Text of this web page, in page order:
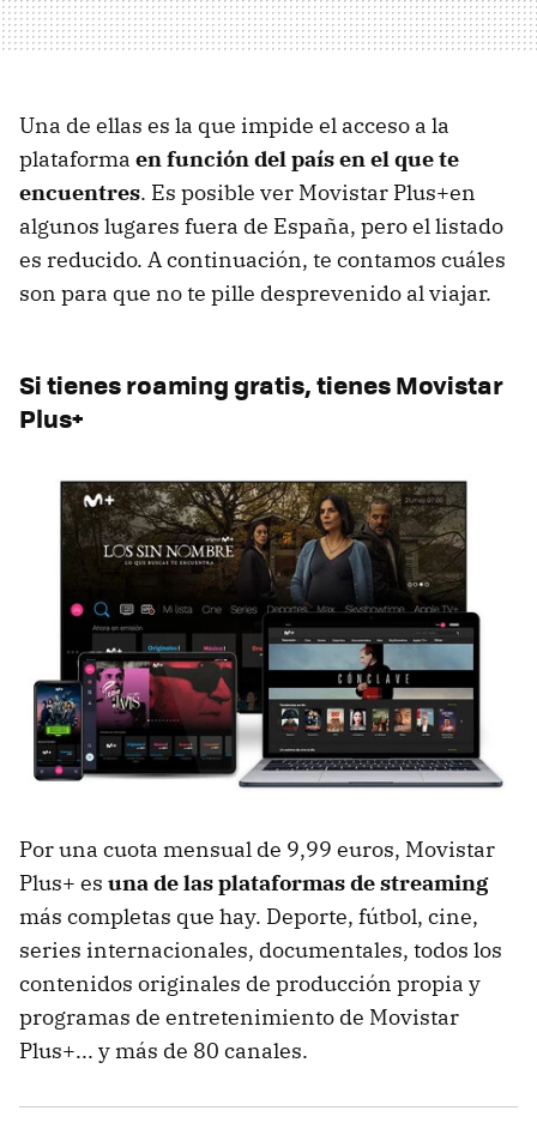
Una de ellas es la que impide el acceso a la
plataforma en función del país en el que te
encuentres. Es posible ver Movistar Plus+en
algunos lugares fuera de España, pero el listado
es reducido. A continuación, te contamos cuáles
son para que no te pille desprevenido al viajar.
Si tienes roaming gratis, tienes Movistar
Plus+
Por una cuota mensual de 9,99 euros, Movistar
Plus+ es una de las plataformas de streaming
más completas que hay. Deporte, fútbol, cine,
series internacionales, documentales, todos los
contenidos originales de producción propia y
programas de entretenimiento de Movistar
Plus+... y más de 80 canales.